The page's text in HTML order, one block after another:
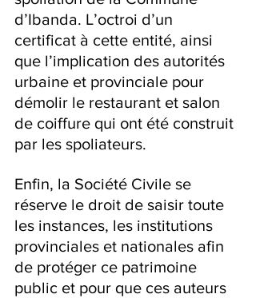
d’Ibanda. L’octroi d’un
certificat à cette entité, ainsi
que l’implication des autorités
urbaine et provinciale pour
démolir le restaurant et salon
de coiffure qui ont été construit
par les spoliateurs.
Enfin, la Société Civile se
réserve le droit de saisir toute
les instances, les institutions
provinciales et nationales afin
de protéger ce patrimoine
public et pour que ces auteurs